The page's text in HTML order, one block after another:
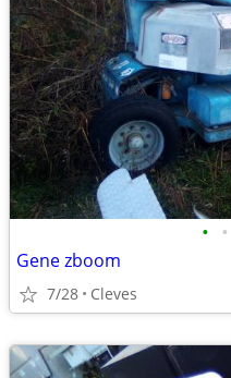
• •
Gene zboom
7/28 Cleves